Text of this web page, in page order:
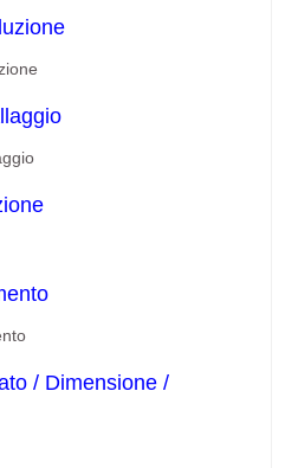
/ Dimensione /